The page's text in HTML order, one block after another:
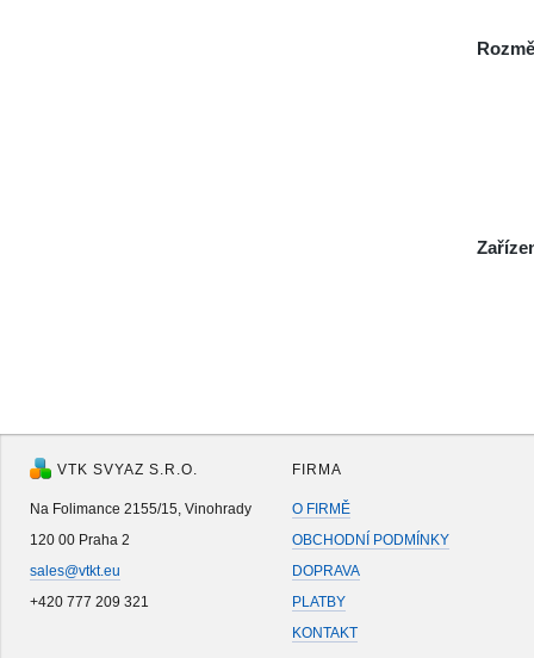
VTK SVYAZ S.R.O.
Na Folimance 2155/15, Vinohrady
120 00 Praha 2
sales@vtkt.eu
+420 777 209 321
FIRMA
O FIRMĚ
OBCHODNÍ PODMÍNKY
DOPRAVA
PLATBY
KONTAKT